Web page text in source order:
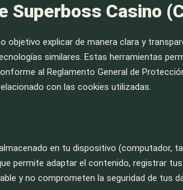
Superboss Casino
objetivo explicar de manera clara y
similares. Estas herramientas
al Reglamento General de
con las cookies utilizadas.
en tu dispositivo (computador,
permite adaptar el contenido, registrar
y no comprometen la seguridad de tus